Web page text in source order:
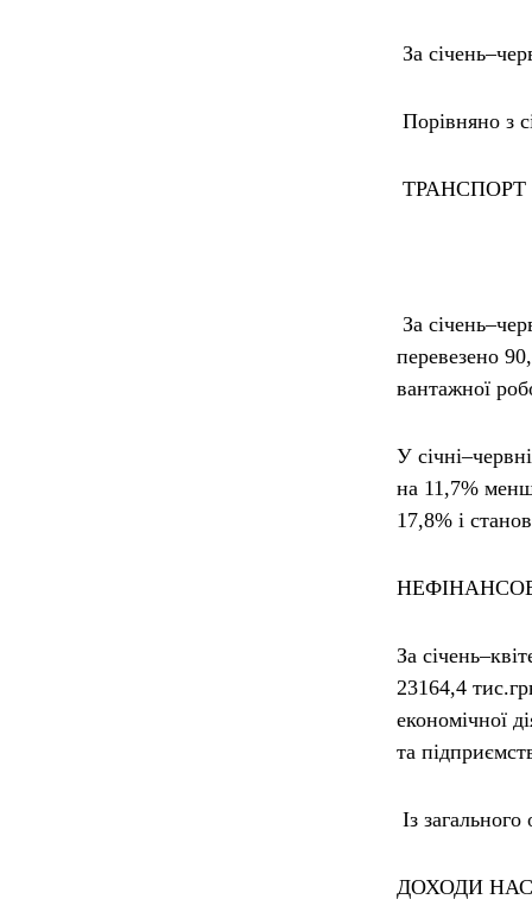
За
Порівняно з
ТРАНСПОРТ
За
перевезено
вантажної
У
на 11,7%
17,8% і
За
23164,4
економічної
та
Із
ДОХОДИ